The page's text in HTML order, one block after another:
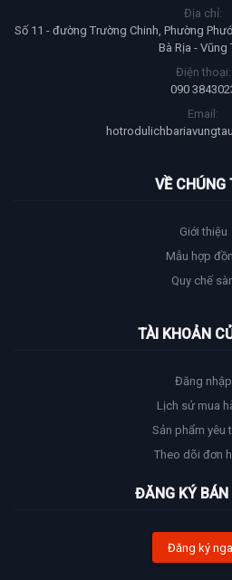
Địa chỉ:
Số 11 - đường Trường Chinh, Phường
Bà Rịa - Vũng
Điện thoại:
090
Email:
VỀ CHÚNG
Giới thiệu
Mẫu hợp
Quy chế
TÀI KHOẢN
Đăng nhập
Lịch sử mua
Sản phẩm yêu
Theo dõi đơn
ĐĂNG KÝ BÁN
Đăng ký